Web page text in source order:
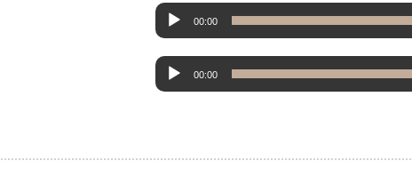
Lecteur
audio
00:00
Lecteur
audio
00:00